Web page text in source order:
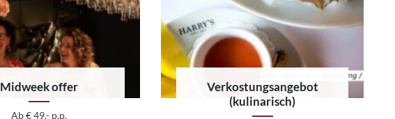
Midweek offer
Ab € 49,- p.p.
Verkostungsangebot
(kulinarisch)